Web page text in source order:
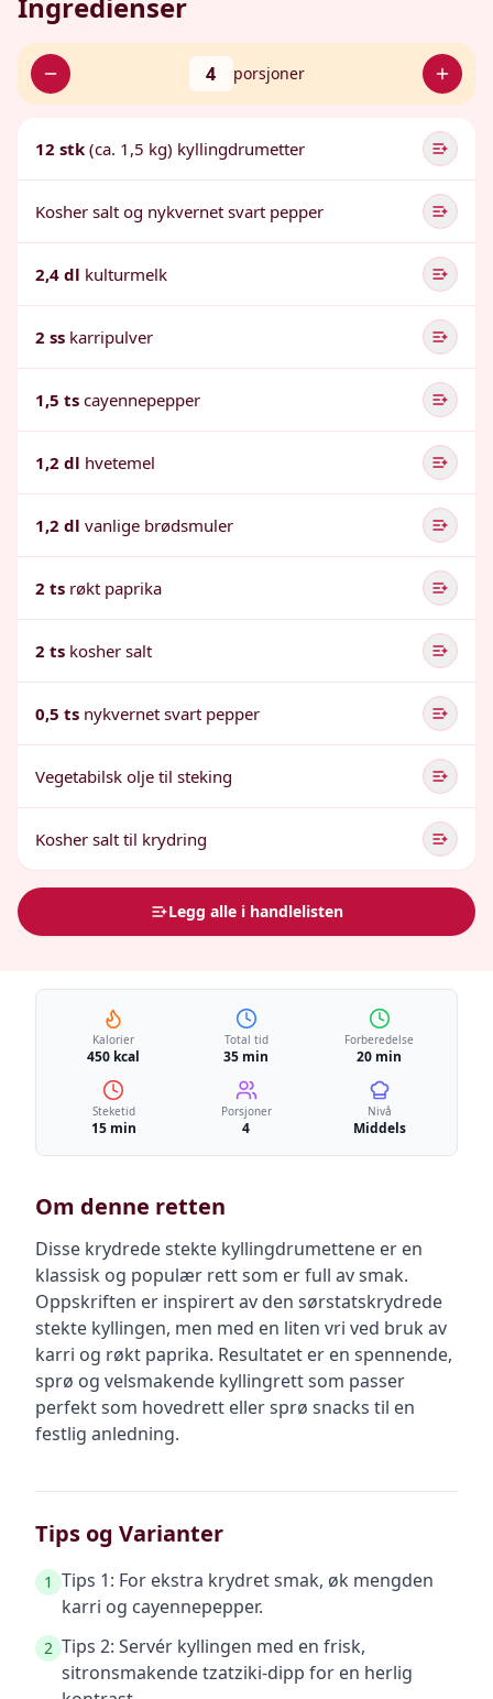
4 porsjoner
12 stk (ca. 1,5 kg) kyllingdrumetter
Kosher salt og nykvernet svart pepper
2,4 dl kulturmelk
2 ss karripulver
1,5 ts cayennepepper
1,2 dl hvetemel
1,2 dl vanlige brødsmuler
2 ts røkt paprika
2 ts kosher salt
0,5 ts nykvernet svart pepper
Vegetabilsk olje til steking
Kosher salt til krydring
Legg alle i handlelisten
Kalorier
450 kcal
Total tid
35 min
Forberedelse
20 min
Steketid
15 min
Porsjoner
4
Nivå
Middels
Om denne retten
Disse krydrede stekte kyllingdrumettene er en
klassisk og populær rett som er full av smak.
Oppskriften er inspirert av den sørstatskrydrede
stekte kyllingen, men med en liten vri ved bruk av
karri og røkt paprika. Resultatet er en spennende,
sprø og velsmakende kyllingrett som passer
perfekt som hovedrett eller sprø snacks til en
festlig anledning.
Tips og Varianter
1 Tips 1: For ekstra krydret smak, øk mengden
karri og cayennepepper.
2 Tips 2: Servér kyllingen med en frisk,
sitronsmakende tzatziki-dipp for en herlig